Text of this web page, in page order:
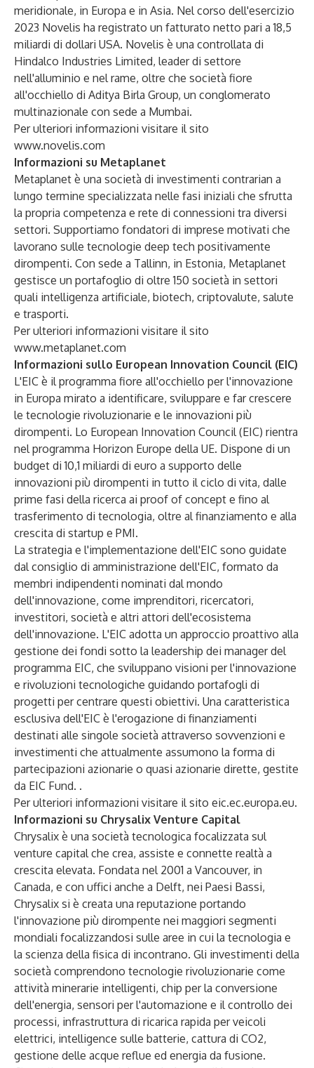
meridionale, in Europa e in Asia. Nel corso dell'esercizio
2023 Novelis ha registrato un fatturato netto pari a 18,5
miliardi di dollari USA. Novelis è una controllata di
Hindalco Industries Limited, leader di settore
nell'alluminio e nel rame, oltre che società fiore
all'occhiello di Aditya Birla Group, un conglomerato
multinazionale con sede a Mumbai.
Per ulteriori informazioni visitare il sito
www.novelis.com
Informazioni su Metaplanet
Metaplanet è una società di investimenti contrarian a
lungo termine specializzata nelle fasi iniziali che sfrutta
la propria competenza e rete di connessioni tra diversi
settori. Supportiamo fondatori di imprese motivati che
lavorano sulle tecnologie deep tech positivamente
dirompenti. Con sede a Tallinn, in Estonia, Metaplanet
gestisce un portafoglio di oltre 150 società in settori
quali intelligenza artificiale, biotech, criptovalute, salute
e trasporti.
Per ulteriori informazioni visitare il sito
www.metaplanet.com
Informazioni sullo European Innovation Council (EIC)
L'EIC è il programma fiore all'occhiello per l'innovazione
in Europa mirato a identificare, sviluppare e far crescere
le tecnologie rivoluzionarie e le innovazioni più
dirompenti. Lo European Innovation Council (EIC) rientra
nel programma Horizon Europe della UE. Dispone di un
budget di 10,1 miliardi di euro a supporto delle
innovazioni più dirompenti in tutto il ciclo di vita, dalle
prime fasi della ricerca ai proof of concept e fino al
trasferimento di tecnologia, oltre al finanziamento e alla
crescita di startup e PMI.
La strategia e l'implementazione dell'EIC sono guidate
dalconsiglio di amministrazione dell'EIC, formato da
membri indipendenti nominati dal mondo
dell'innovazione, come imprenditori, ricercatori,
investitori, società e altri attori dell'ecosistema
dell'innovazione. L'EIC adotta un approccio proattivo alla
gestione dei fondi sotto la leadership dei manager del
programma EIC, che sviluppano visioni per l'innovazione
e rivoluzioni tecnologiche guidando portafogli di
progetti per centrare questi obiettivi. Una caratteristica
esclusiva dell'EIC è l'erogazione di finanziamenti
destinati alle singole società attraverso sovvenzioni e
investimenti che attualmente assumono la forma di
partecipazioni azionarie o quasi azionarie dirette, gestite
da EIC Fund. .
Per ulteriori informazioni visitare il sito eic.ec.europa.eu.
Informazioni su Chrysalix Venture Capital
Chrysalix è una società tecnologica focalizzata sul
venture capital che crea, assiste e connette realtà a
crescita elevata. Fondata nel 2001 a Vancouver, in
Canada, e con uffici anche a Delft, nei Paesi Bassi,
Chrysalix si è creata una reputazione portando
l'innovazione più dirompente nei maggiori segmenti
mondiali focalizzandosi sulle aree in cui la tecnologia e
la scienza della fisica di incontrano. Gli investimenti della
società comprendono tecnologie rivoluzionarie come
attività minerarie intelligenti, chip per la conversione
dell'energia, sensori per l'automazione e il controllo dei
processi, infrastruttura di ricarica rapida per veicoli
elettrici, intelligence sulle batterie, cattura di CO2,
gestione delle acque reflue ed energia da fusione.